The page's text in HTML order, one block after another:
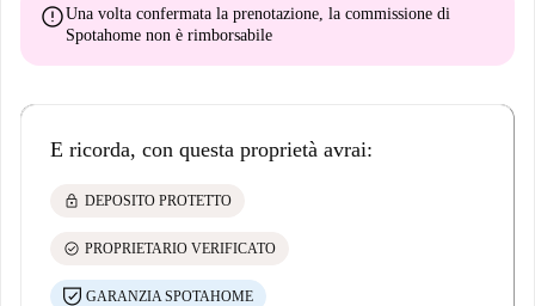
errorUna volta confermata la prenotazione, la commissione di
Spotahome non è rimborsabile
E ricorda, con questa proprietà avrai:
lock DEPOSITO PROTETTO
check_circle PROPRIETARIO VERIFICATO
GARANZIA SPOTAHOME